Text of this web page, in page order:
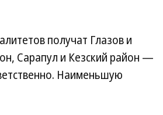
получат Глазов и
Сарапул и Кезский район —
Наименьшую